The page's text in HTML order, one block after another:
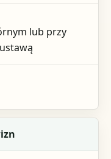
lub przy